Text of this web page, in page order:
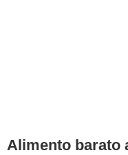
Alimento barato